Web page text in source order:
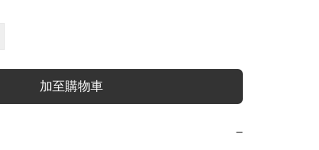
加至購物車
−